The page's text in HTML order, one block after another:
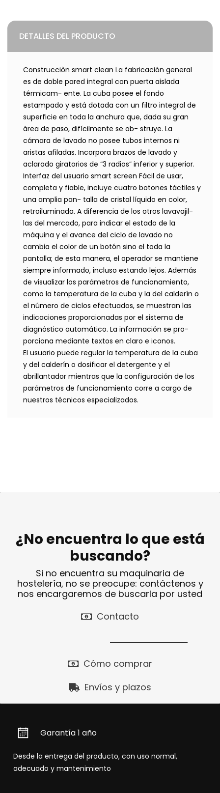
DETALLES DEL PRODUCTO
Construcciòn smart clean La fabricación general
es de doble pared integral con puerta aislada
térmicam- ente. La cuba posee el fondo
estampado y está dotada con un filtro integral de
superficie en toda la anchura que, dada su gran
área de paso, difícilmente se ob- struye. La
cámara de lavado no posee tubos internos ni
aristas afiladas. Incorpora brazos de lavado y
aclarado giratorios de “3 radios” inferior y superior.
Interfaz del usuario smart screen Fácil de usar,
completa y fiable, incluye cuatro botones táctiles y
una amplia pan- talla de cristal líquido en color,
retroiluminada. A diferencia de los otros lavavajil-
las del mercado, para indicar el estado de la
máquina y el avance del ciclo de lavado no
cambia el color de un botón sino el toda la
pantalla; de esta manera, el operador se mantiene
siempre informado, incluso estando lejos. Además
de visualizar los parámetros de funcionamiento,
como la temperatura de la cuba y la del calderín o
el número de ciclos efectuados, se muestran las
indicaciones proporcionadas por el sistema de
diagnóstico automático. La información se pro-
porciona mediante textos en claro e iconos.
El usuario puede regular la temperatura de la cuba
y del calderín o dosificar el detergente y el
abrillantador mientras que la configuración de los
parámetros de funcionamiento corre a cargo de
nuestros técnicos especializados.
¿No encuentra lo que está
buscando?
Si no encuentra su maquinaria de
hostelería, no se preocupe: contáctenos y
nos encargaremos de buscarla por usted
Contacto
Cómo comprar
Envíos y plazos
Garantía 1 año
Desde la entrega del producto, con uso normal,
adecuado y mantenimiento